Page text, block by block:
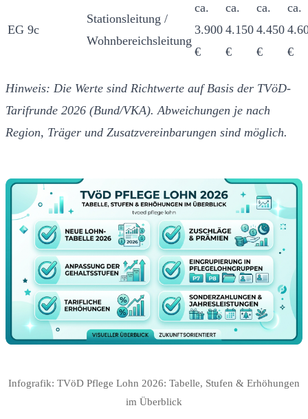
EG 9c
Stationsleitung /
Wohnbereichsleitung
ca.
3.900
€
ca.
4.150
€
ca.
4.450
€
ca.
€
Hinweis: Die Werte sind Richtwerte auf Basis der TVöD-
Tarifrunde 2026 (Bund/VKA). Abweichungen je nach
Region, Träger und Zusatzvereinbarungen sind möglich.
Infografik: TVöD Pflege Lohn 2026: Tabelle, Stufen & Erhöhungen
im Überblick